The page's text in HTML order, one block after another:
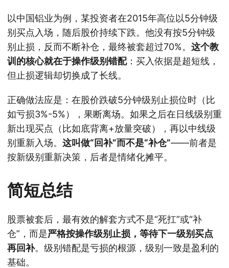
以中国铝业为例，某投资者在2015年高位以5分钟级
别买点入场，随后股价持续下跌。他没有按5分钟级
别止损，反而不断补仓，最终被套超过70%。 这个教
训的核心就在于操作级别错配：买入依据是超短线，
但止损逻辑却切换成了长线。
正确做法应是：在股价跌破5分钟级别止损位时（比
如亏损3%-5%），果断离场。如果之后在日线级别重
新出现买点（比如底背离+放量突破），再以中线级
别重新入场。 这叫做“回补”而不是“补仓”——前者是
按新级别重新决策，后者是情绪化摊平。
简短总结
股票被套后，最有效的解套方式不是“死扛”或“补
仓”，而是严格按操作级别止损，等待下一级别买点
再回补。级别错配是亏损的根源，级别一致是盈利的
基础。